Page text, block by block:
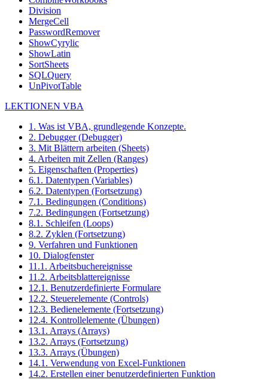
Division
MergeCell
PasswordRemover
ShowCyrylic
ShowLatin
SortSheets
SQLQuery
UnPivotTable
LEKTIONEN VBA
1. Was ist VBA, grundlegende Konzepte.
2. Debugger (Debugger)
3. Mit Blättern arbeiten (Sheets)
4. Arbeiten mit Zellen (Ranges)
5. Eigenschaften (Properties)
6.1. Datentypen (Variables)
6.2. Datentypen (Fortsetzung)
7.1. Bedingungen (Conditions)
7.2. Bedingungen (Fortsetzung)
8.1. Schleifen (Loops)
8.2. Zyklen (Fortsetzung)
9. Verfahren und Funktionen
10. Dialogfenster
11.1. Arbeitsbuchereignisse
11.2. Arbeitsblattereignisse
12.1. Benutzerdefinierte Formulare
12.2. Steuerelemente (Controls)
12.3. Bedienelemente (Fortsetzung)
12.4. Kontrollelemente (Übungen)
13.1. Arrays (Arrays)
13.2. Arrays (Fortsetzung)
13.3. Arrays (Übungen)
14.1. Verwendung von Excel-Funktionen
14.2. Erstellen einer benutzerdefinierten Funktion